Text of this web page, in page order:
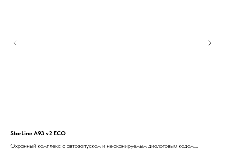
StarLine A93 v2 ECO
Охранный комплекс с автозапуском и несканируемым диалоговым кодом.